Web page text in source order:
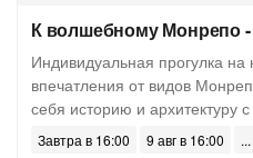
К волшебному Монрепо -
Индивидуальная прогулка
впечатления от видов
себя историю и архитектуру
Завтра в 16:00
9 авг в 16:00